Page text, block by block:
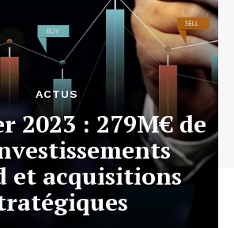
ACTUS
2023 : 279M€ de
et acquisitions